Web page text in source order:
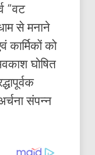
“वट
से मनाने
कार्मिकों को
घोषित
संपन्न